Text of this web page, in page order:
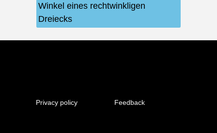
Winkel eines rechtwinkligen
Dreiecks
Privacy policy Feedback